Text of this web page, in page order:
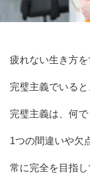
疲れない生き方を
完璧主義でいると
完璧主義は、何
1つの間違いや欠
常に完全を目指し